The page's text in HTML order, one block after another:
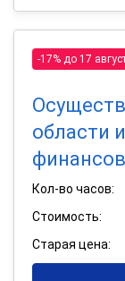
-17% до 17
области
Кол-во часов:
Стоимость:
Старая цена: